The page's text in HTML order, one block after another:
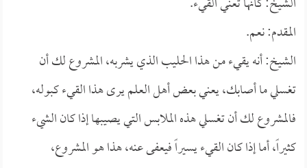
المقدم: نعم.
الشيخ: أنه يقيء من هذا الحليب الذي يشربه، المشروع لك أن
تغسلي ما أصابك، يعني بعض أهل العلم يرى هذا القيء كبوله،
فالمشروع لك أن تغسلي هذه الملابس التي يصيبها إذا كان الشيء
كثيراً، أما إذا كان القيء يسيراً فيعفى عنه، هذا هو المشروع،